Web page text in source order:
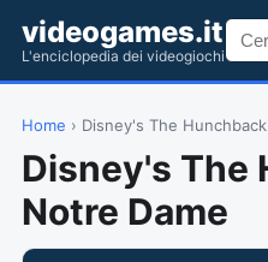
videogames.it
L'enciclopedia dei videogiochi
Home › Disney's The
Disney's The
Notre Dame